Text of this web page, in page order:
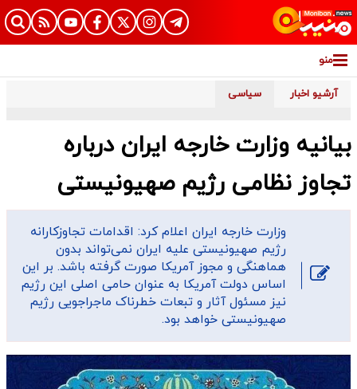
منو
آرشیو اخبار سیاسی
بیانیه وزارت خارجه ایران درباره
تجاوز نظامی رژیم صهیونیستی
وزارت خارجه ایران اعلام کرد: اقدامات تجاوزکارانه
رژیم صهیونیستی علیه ایران نمی‌تواند بدون
هماهنگی و مجوز آمریکا صورت گرفته باشد. بر این
اساس دولت آمریکا به عنوان حامی اصلی این رژیم
نیز مسئول آثار و تبعات خطرناک ماجراجویی رژیم
صهیونیستی خواهد بود.